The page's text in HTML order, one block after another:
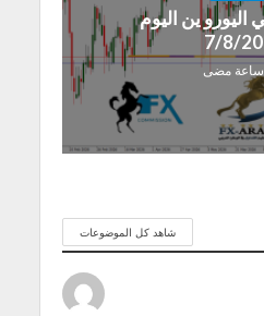
اليورو ين اليوم
7/8/
شاهد كل الموضوعات